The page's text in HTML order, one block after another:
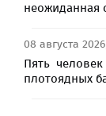
неожиданная
08 августа
Пять
плотоядных